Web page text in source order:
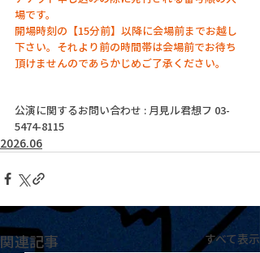
場です。
開場時刻の【15分前】以降に会場前までお越し
下さい。それより前の時間帯は会場前でお待ち
頂けませんのであらかじめご了承ください。
公演に関するお問い合わせ : 月見ル君想フ 03-
5474-8115
2026.06
関連記事 すべて表示